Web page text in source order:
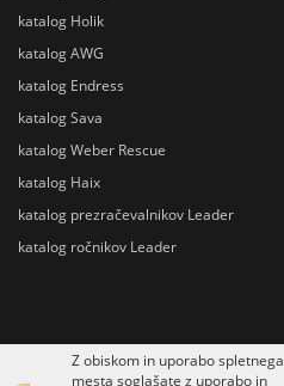
katalog Holik
katalog AWG
katalog Endress
katalog Sava
katalog Weber Rescue
katalog Haix
katalog prezračevalnikov Leader
katalog ročnikov Leader
Z obiskom in uporabo spletnega
mesta soglašate z uporabo in